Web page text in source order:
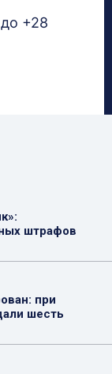
+28
штрафов
при
шесть